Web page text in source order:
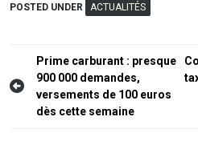
POSTED UNDER ACTUALITÉS
Navigation
de
l’article
Prime carburant : presque
900 000 demandes,
versements de 100 euros
dès cette semaine